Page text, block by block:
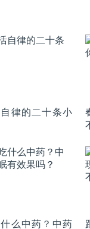
律的二十条小
么中药？中药